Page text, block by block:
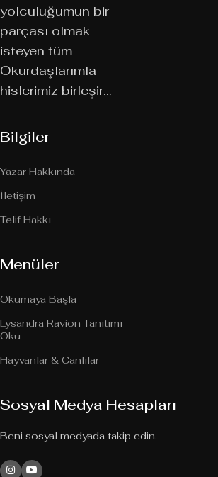
yolculuğumun bir
parçası olmak
isteyen tüm
Okurdaşlarımla
hislerimiz birleşir…
Bilgiler
Yazar Hakkında
İletişim
Telif Hakkı
Menüler
Okumaya Başla
Lysandra Ravion Tanıtımı
Oku
Hayvanlar & Canlılar
Sosyal Medya Hesapları
Beni sosyal medyada takip edin.